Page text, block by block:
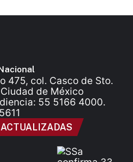
475, col. Casco de Sto.
Ciudad de México
55 5166 4000.